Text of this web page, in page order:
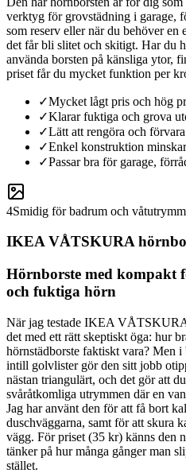
verktyg för grovstädning i garage,
som reserv eller när du behöver en
det får bli slitet och skitigt. Har du
använda borsten på känsliga ytor,
priset får du mycket funktion per
✓Mycket lågt pris och hög
✓Klarar fuktiga och grova
✓Lätt att rengöra och förvara
✓Enkel konstruktion
✓Passar bra för garage,
4Smidig för badrum och
IKEA VÅTSKURA
Hörnborste med kompakt
och fuktiga hörn
När jag testade IKEA
det med ett rätt skeptiskt öga: hur
hörnstädborste faktiskt vara? Men i
intill golvlister gör den sitt jobb
nästan triangulärt, och det gör att
svåråtkomliga utrymmen där en
Jag har använt den för att få bort
duschväggarna, samt för att skura
vägg. För priset (35 kr) känns den
tänker på hur många gånger man
stället.